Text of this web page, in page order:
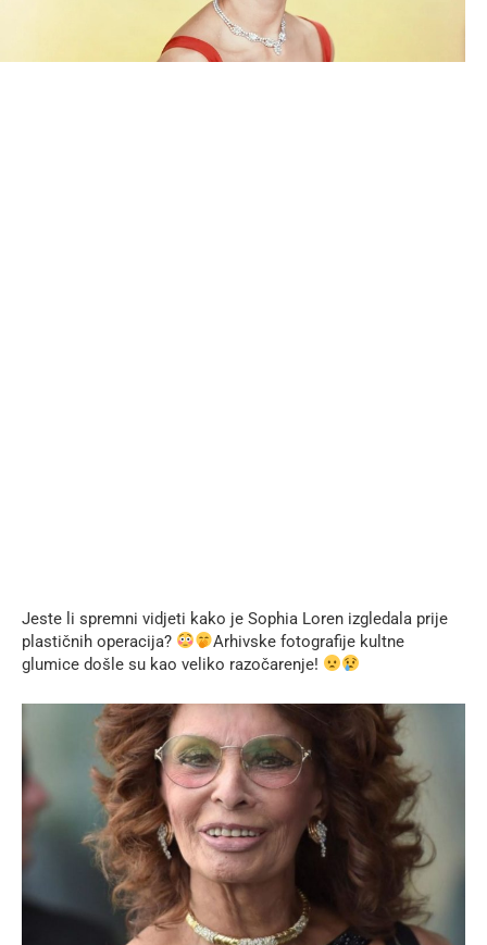
Jeste li spremni vidjeti kako je Sophia Loren izgledala prije
plastičnih operacija?
Arhivske fotografije kultne
glumice došle su kao veliko razočarenje!